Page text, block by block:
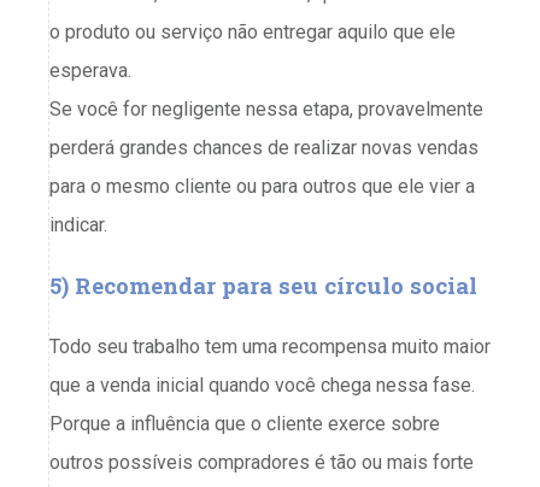
o produto ou serviço não entregar aquilo que ele
esperava.
Se você for negligente nessa etapa, provavelmente
perderá grandes chances de realizar novas vendas
para o mesmo cliente ou para outros que ele vier a
indicar.
5) Recomendar para seu círculo social
Todo seu trabalho tem uma recompensa muito maior
que a venda inicial quando você chega nessa fase.
Porque a influência que o cliente exerce sobre
outros possíveis compradores é tão ou mais forte